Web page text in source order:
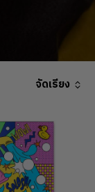
จัดเรียง